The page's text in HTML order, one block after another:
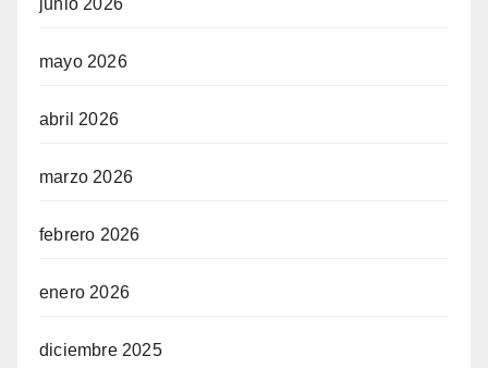
junio 2026
mayo 2026
abril 2026
marzo 2026
febrero 2026
enero 2026
diciembre 2025